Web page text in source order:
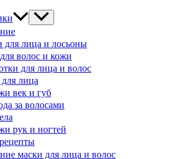
для лица и лосьоны
волос и кожи
для лица и волос
лица
век и губ
за волосами
рук и ногтей
маски для лица и волос